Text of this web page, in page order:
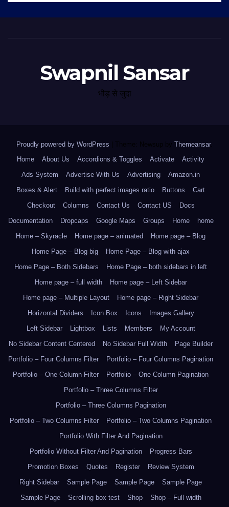
Swapnil Sansar
भीड़ से जुदा
Proudly powered by WordPress Theme: Newsup by Themeansar.
Home
About Us Accordions & Toggles Activate
Activity
Ads System
Advertise With Us Advertising
Amazon.in
Boxes & Alert
Build with perfect images ratio Buttons
Cart
Checkout
Columns Contact Us Contact US
Docs
Documentation
Dropcaps Google Maps Groups Home
home
Home – Skyracle
Home page – animated
Home page – Blog
Home Page – Blog big
Home Page – Blog with ajax
Home Page – Both Sidebars
Home Page – both sidebars in left
Home page – full width
Home page – Left Sidebar
Home page – Multiple Layout
Home page – Right Sidebar
Horizontal Dividers
Icon Box Icons
Images Gallery
Left Sidebar
Lightbox Lists Members
My Account
No Sidebar Content Centered
No Sidebar Full Width
Page Builder
Portfolio – Four Columns Filter
Portfolio – Four Columns Pagination
Portfolio – One Column Filter
Portfolio – One Column Pagination
Portfolio – Three Columns Filter
Portfolio – Three Columns Pagination
Portfolio – Two Columns Filter
Portfolio – Two Columns Pagination
Portfolio With Filter And Pagination
Portfolio Without Filter And Pagination
Progress Bars
Promotion Boxes
Quotes Register
Review System
Right Sidebar
Sample Page Sample Page
Sample Page
Sample Page
Scrolling box test Shop Shop – Full width